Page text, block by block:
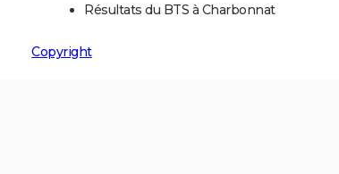
Résultats du BTS à Charbonnat
Copyright